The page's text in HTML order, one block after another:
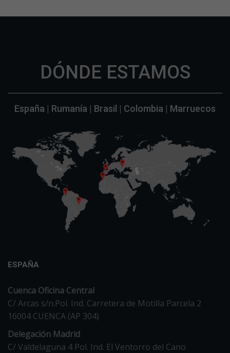
DÓNDE ESTAMOS
España | Rumanía | Brasil | Colombia | Marruecos
ESPAÑA
Cuenca Oficina Central
C/ Arcas s/n.Pol. Ind. Carretera de Motilla Parcela 2
16004 CUENCA (AP 304)
Delegación Madrid
C/ Valdelaguna 4 Pol. Ind. El Ventorro del Cano